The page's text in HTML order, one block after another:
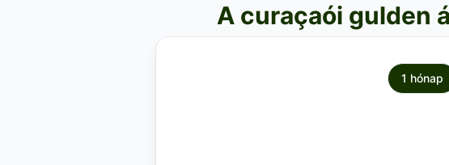
A curaçaói gulden
1 hónap